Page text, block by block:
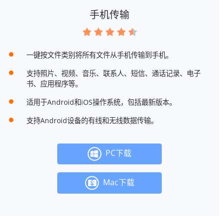
手机传输
一键按文件类别将所有文件从手机传输到手机。
支持照片、视频、音乐、联系人、短信、通话记录、电子
书、应用程序等。
适用于Android和iOS操作系统，包括最新版本。
支持Android设备的有线和无线数据传输。
PC下载
Mac下载